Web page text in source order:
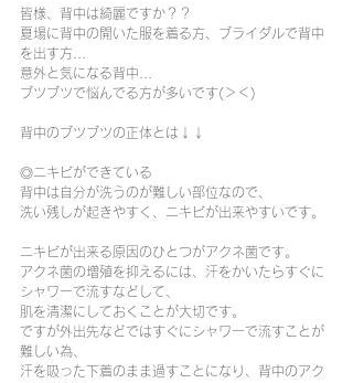
皆様、背中は綺麗ですか？？
夏場に背中の開いた服を着る方、ブライダルで背中
を出す方...
意外と気になる背中...
ブツブツで悩んでる方が多いです(＞＜)
背中のブツブツの正体とは↓↓
◎ニキビができている
背中は自分が洗うのが難しい部位なので、
洗い残しが起きやすく、ニキビが出来やすいです。
ニキビが出来る原因のひとつがアクネ菌です。
アクネ菌の増殖を抑えるには、汗をかいたらすぐに
シャワーで流すなどして、
肌を清潔にしておくことが大切です。
ですが外出先などではすぐにシャワーで流すことが
難しい為、
汗を吸った下着のまま過すことになり、背中のアク